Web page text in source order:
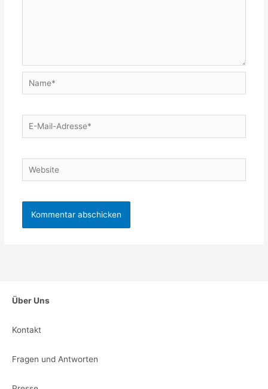
Name*
E-
Mail-
Website
Über Uns
Kontakt
Fragen und Antworten